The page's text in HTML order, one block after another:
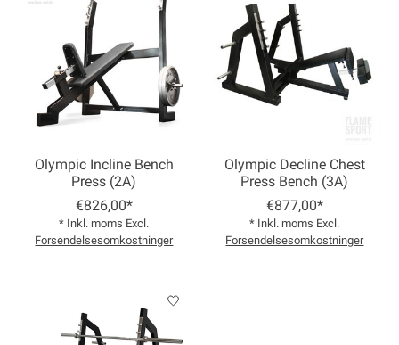
Olympic Incline Bench
Press (2A)
€826,00*
* Inkl. moms Excl.
Forsendelsesomkostninger
Olympic Decline Chest
Press Bench (3A)
€877,00*
* Inkl. moms Excl.
Forsendelsesomkostninger